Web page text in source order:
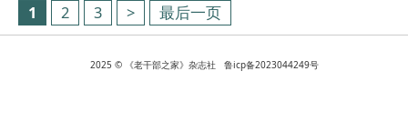
1 2 3 > 最后一页
2025 © 《老干部之家》杂志社 鲁icp备2023044249号